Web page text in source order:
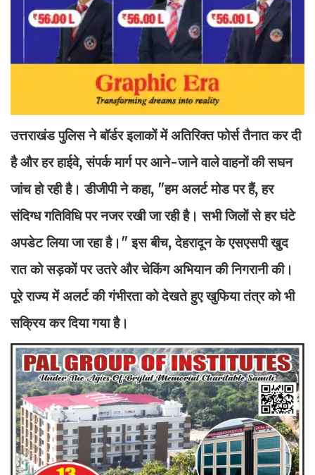
उत्तराखंड पुलिस ने बॉर्डर इलाकों में अतिरिक्त फोर्स तैनात कर दी
है और हर हाईवे, संपर्क मार्ग पर आने-जाने वाले वाहनों की सघन
जांच हो रही है। डीजीपी ने कहा, "हम अलर्ट मोड पर हैं, हर
संदिग्ध गतिविधि पर नजर रखी जा रही है। सभी जिलों से हर घंटे
अपडेट लिया जा रहा है।" इस बीच, देहरादून के एसएसपी खुद
रात को सड़कों पर उतरे और चेकिंग अभियान की निगरानी की।
पूरे राज्य में अलर्ट की गंभीरता को देखते हुए खुफिया तंत्र को भी
सक्रिय कर दिया गया है।